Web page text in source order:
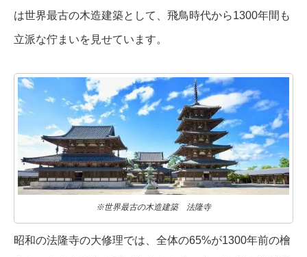
は世界最古の木造建築として、飛鳥時代から1300年間も
立派な佇まいを見せています。
※世界最古の木造建築 法隆寺
昭和の法隆寺の大修理では、全体の65%が1300年前の檜